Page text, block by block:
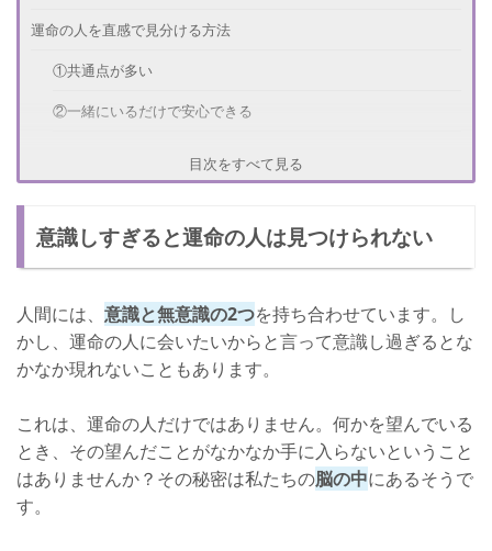
運命の人を直感で見分ける方法
①共通点が多い
②一緒にいるだけで安心できる
笑顔やウキウキできる時間を増やしていこう！
さいごに
目次をすべて見る
意識しすぎると運命の人は見つけられない
人間には、 意識と無意識の2つを持ち合わせています。し
かし、運命の人に会いたいからと言って意識し過ぎるとな
かなか現れないこともあります。
これは、運命の人だけではありません。何かを望んでいる
とき、その望んだことがなかなか手に入らないということ
はありませんか？その秘密は私たちの脳の中にあるそうで
す。